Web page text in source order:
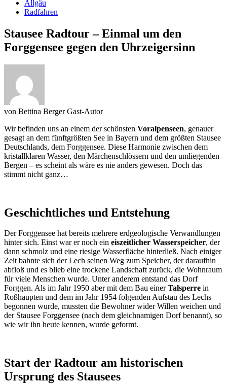
Allgäu
Radfahren
Stausee Radtour – Einmal um den
Forggensee gegen den Uhrzeigersinn
von Bettina Berger Gast-Autor
Wir befinden uns an einem der schönsten Voralpenseen, genauer
gesagt an dem fünftgrößten See in Bayern und dem größten Stausee
Deutschlands, dem Forggensee. Diese Harmonie zwischen dem
kristallklaren Wasser, den Märchenschlössern und den umliegenden
Bergen – es scheint als wäre es nie anders gewesen. Doch das
stimmt nicht ganz…
Geschichtliches und Entstehung
Der Forggensee hat bereits mehrere erdgeologische Verwandlungen
hinter sich. Einst war er noch ein eiszeitlicher Wasserspeicher, der
dann schmolz und eine riesige Wasserfläche hinterließ. Nach einiger
Zeit bahnte sich der Lech seinen Weg zum Speicher, der daraufhin
abfloß und es blieb eine trockene Landschaft zurück, die Wohnraum
für viele Menschen wurde. Unter anderem entstand das Dorf
Forggen. Als im Jahr 1950 aber mit dem Bau einerTalsperre in
Roßhaupten und dem im Jahr 1954 folgenden Aufstau des Lechs
begonnen wurde, mussten die Bewohner wider Willen weichen und
der Stausee Forggensee (nach dem gleichnamigen Dorf benannt), so
wie wir ihn heute kennen, wurde geformt.
Start der Radtour am historischen
Ursprung des Stausees